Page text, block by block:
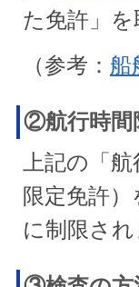
た免許」を
（参考： 船
②航行時間
上記の「
限定免許
に制限され